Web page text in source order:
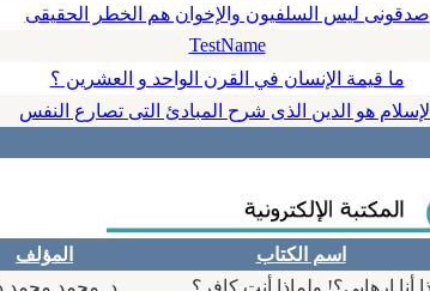
صدقونى ليس السلفيون والإخوان هم الخطر الحقيقى
TestName
ما قيمة الإنسان في القرن الواحد و العشرين ؟
الإسلام هو الدين الذى شرح المبادئ التى تصارع النفس
المؤلف
اسم الكتاب
د. محمد محمد